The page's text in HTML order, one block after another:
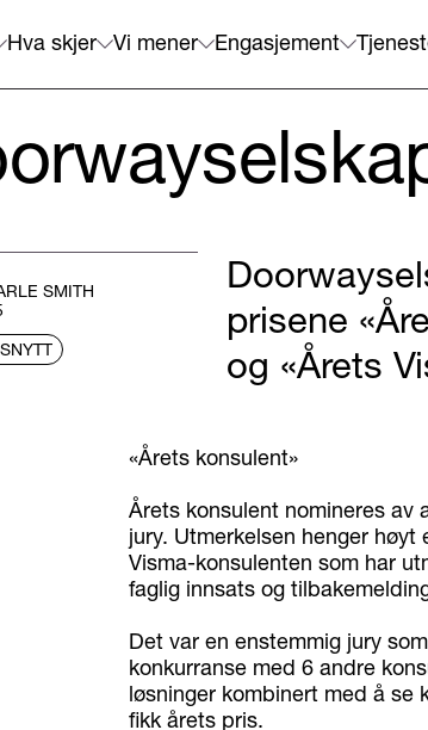
Hva skjer Vi mener Engasjement
SMITH
prisene
og «Årets
«Årets konsulent»
Årets konsulent nomineres av
jury. Utmerkelsen henger
Visma-konsulenten som har
faglig innsats og
Det var en enstemmig jury
konkurranse med 6 andre
løsninger kombinert med å se
fikk årets pris.